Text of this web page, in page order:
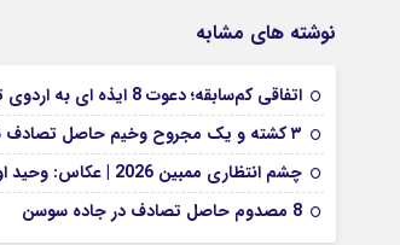
نوشته های مشابه
اتفاقی کم‌سابقه؛ دعوت 8 ایذه ای به اردوی تیم کشتی فرنگی بزرگسالان
۳ کشته و یک مجروح وخیم حاصل تصادف شبانه در ایذه
چشم انتظاری ممبین 2026 | عکاس: وحید اورکی
8 مصدوم حاصل تصادف در جاده سوسن